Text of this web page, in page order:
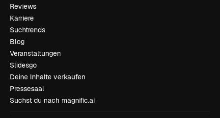
Reviews
Karriere
Suchtrends
Blog
Veranstaltungen
Slidesgo
Deine Inhalte verkaufen
Pressesaal
Suchst du nach magnific.ai